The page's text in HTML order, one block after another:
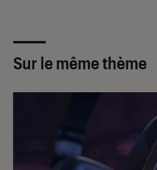
Sur le même thème